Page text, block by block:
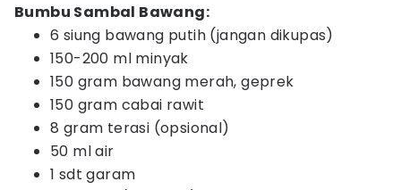
Bumbu Sambal Bawang:
6 siung bawang putih (jangan dikupas)
150-200 ml minyak
150 gram bawang merah, geprek
150 gram cabai rawit
8 gram terasi (opsional)
50 ml air
1 sdt garam